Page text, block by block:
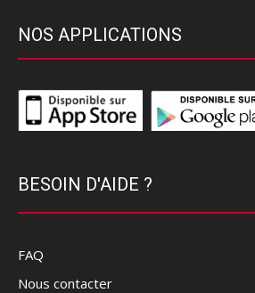
NOS APPLICATIONS
BESOIN D'AIDE ?
FAQ
Nous contacter